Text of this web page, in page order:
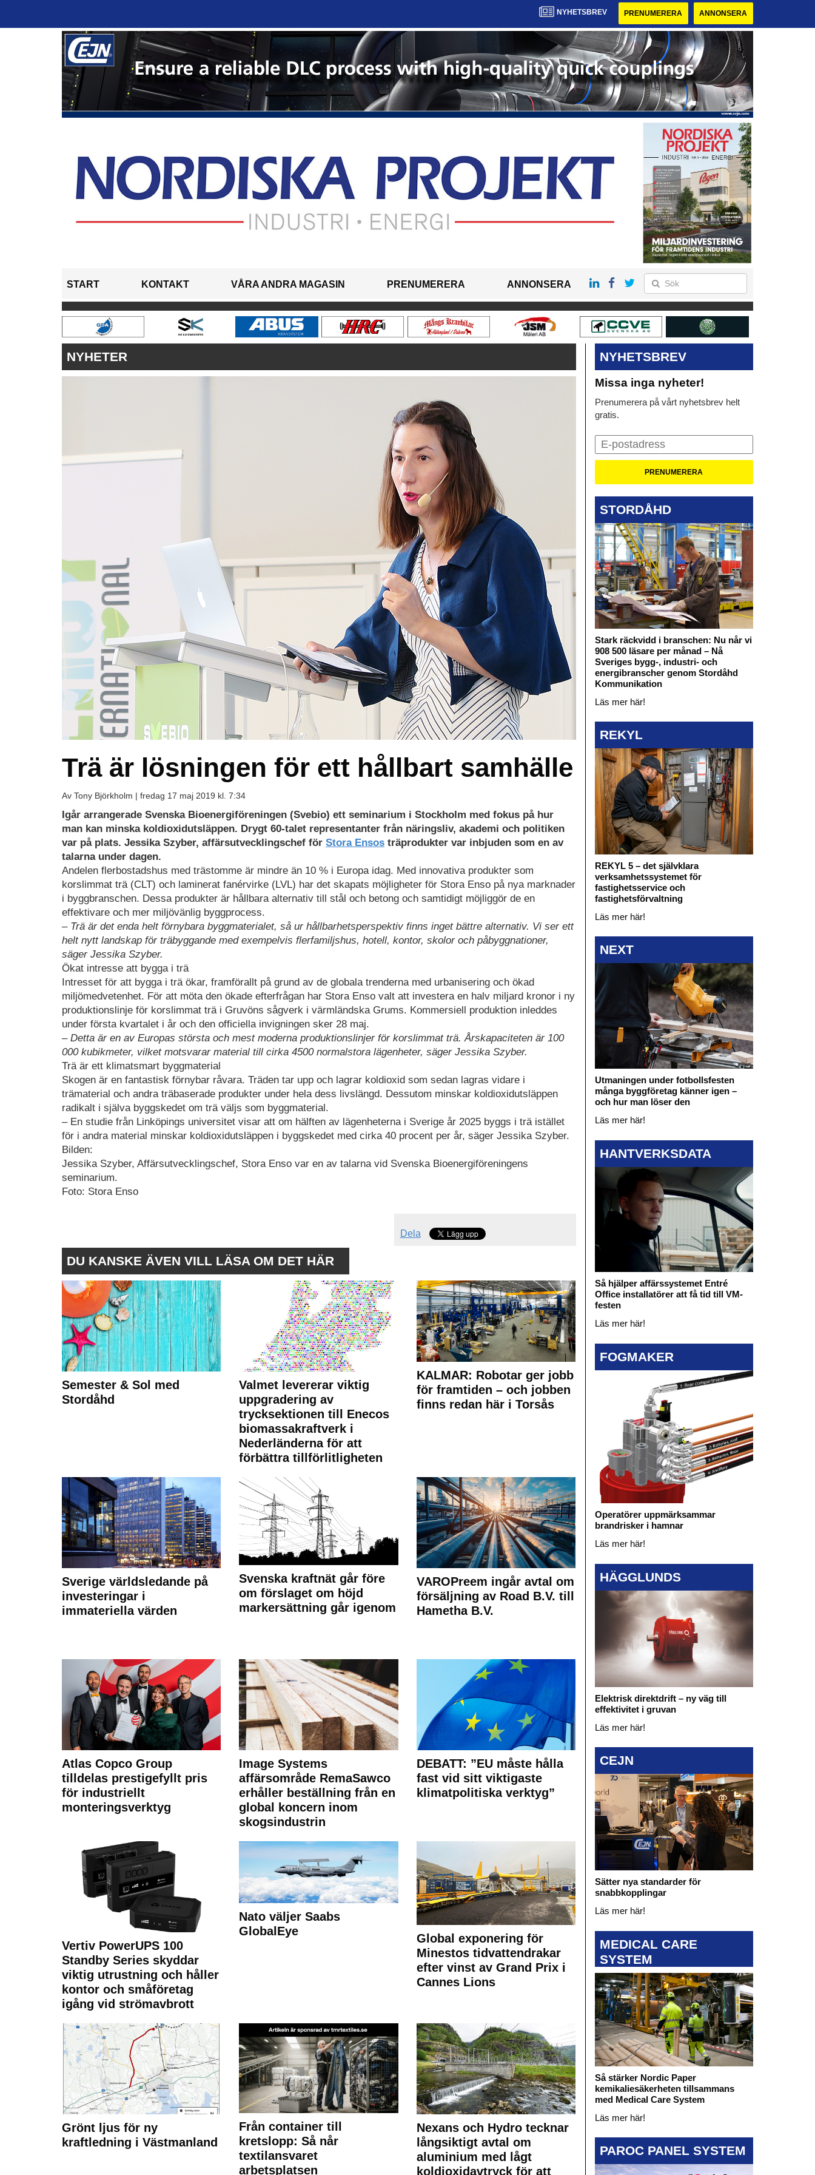
NYHETSBREV PRENUMERERA ANNONSERA
START KONTAKT VÅRA ANDRA MAGASIN PRENUMERERA ANNONSERA
NYHETER
Trä är lösningen för ett hållbart samhälle
Av Tony Björkholm | fredag 17 maj 2019 kl. 7:34
Igår arrangerade Svenska Bioenergiföreningen (Svebio) ett seminarium i Stockholm med fokus på hur
man kan minska koldioxidutsläppen. Drygt 60-talet representanter från näringsliv, akademi och politiken
var på plats. Jessika Szyber, affärsutvecklingschef för Stora Ensos träprodukter var inbjuden som en av
talarna under dagen.
Andelen flerbostadshus med trästomme är mindre än 10 % i Europa idag. Med innovativa produkter som
korslimmat trä (CLT) och laminerat fanérvirke (LVL) har det skapats möjligheter för Stora Enso på nya marknader
i byggbranschen. Dessa produkter är hållbara alternativ till stål och betong och samtidigt möjliggör de en
effektivare och mer miljövänlig byggprocess.
– Trä är det enda helt förnybara byggmaterialet, så ur hållbarhetsperspektiv finns inget bättre alternativ. Vi ser ett
helt nytt landskap för träbyggande med exempelvis flerfamiljshus, hotell, kontor, skolor och påbyggnationer,
säger Jessika Szyber.
Ökat intresse att bygga i trä
Intresset för att bygga i trä ökar, framförallt på grund av de globala trenderna med urbanisering och ökad
miljömedvetenhet. För att möta den ökade efterfrågan har Stora Enso valt att investera en halv miljard kronor i ny
produktionslinje för korslimmat trä i Gruvöns sågverk i värmländska Grums. Kommersiell produktion inleddes
under första kvartalet i år och den officiella invigningen sker 28 maj.
– Detta är en av Europas största och mest moderna produktionslinjer för korslimmat trä. Årskapaciteten är 100
000 kubikmeter, vilket motsvarar material till cirka 4500 normalstora lägenheter, säger Jessika Szyber.
Trä är ett klimatsmart byggmaterial
Skogen är en fantastisk förnybar råvara. Träden tar upp och lagrar koldioxid som sedan lagras vidare i
trämaterial och andra träbaserade produkter under hela dess livslängd. Dessutom minskar koldioxidutsläppen
radikalt i själva byggskedet om trä väljs som byggmaterial.
– En studie från Linköpings universitet visar att om hälften av lägenheterna i Sverige år 2025 byggs i trä istället
för i andra material minskar koldioxidutsläppen i byggskedet med cirka 40 procent per år, säger Jessika Szyber.
Bilden:
Jessika Szyber, Affärsutvecklingschef, Stora Enso var en av talarna vid Svenska Bioenergiföreningens
seminarium.
Foto: Stora Enso
Dela
DU KANSKE ÄVEN VILL LÄSA OM DET HÄR
Semester & Sol med
Stordåhd
Valmet levererar viktig
uppgradering av
trycksektionen till Enecos
biomassakraftverk i
Nederländerna för att
förbättra tillförlitligheten
KALMAR: Robotar ger jobb
för framtiden – och jobben
finns redan här i Torsås
Sverige världsledande på
investeringar i
immateriella värden
Svenska kraftnät går före
om förslaget om höjd
markersättning går igenom
VAROPreem ingår avtal om
försäljning av Road B.V. till
Hametha B.V.
Atlas Copco Group
tilldelas prestigefyllt pris
för industriellt
monteringsverktyg
Image Systems
affärsområde RemaSawco
erhåller beställning från en
global koncern inom
skogsindustrin
DEBATT: ”EU måste hålla
fast vid sitt viktigaste
klimatpolitiska verktyg”
Vertiv PowerUPS 100
Standby Series skyddar
viktig utrustning och håller
kontor och småföretag
igång vid strömavbrott
Nato väljer Saabs
GlobalEye
Global exponering för
Minestos tidvattendrakar
efter vinst av Grand Prix i
Cannes Lions
Grönt ljus för ny
kraftledning i Västmanland
Från container till
kretslopp: Så når
textilansvaret
arbetsplatsen
Nexans och Hydro tecknar
långsiktigt avtal om
aluminium med lågt
koldioxidavtryck för att
NYHETSBREV
Missa inga nyheter!
Prenumerera på vårt nyhetsbrev helt
gratis.
STORDÅHD
Stark räckvidd i branschen: Nu når vi
908 500 läsare per månad – Nå
Sveriges bygg-, industri- och
energibranscher genom Stordåhd
Kommunikation
Läs mer här!
REKYL
REKYL 5 – det självklara
verksamhetssystemet för
fastighetsservice och
fastighetsförvaltning
Läs mer här!
NEXT
Utmaningen under fotbollsfesten
många byggföretag känner igen –
och hur man löser den
Läs mer här!
HANTVERKSDATA
Så hjälper affärssystemet Entré
Office installatörer att få tid till VM-
festen
Läs mer här!
FOGMAKER
Operatörer uppmärksammar
brandrisker i hamnar
Läs mer här!
HÄGGLUNDS
Elektrisk direktdrift – ny väg till
effektivitet i gruvan
Läs mer här!
CEJN
Sätter nya standarder för
snabbkopplingar
Läs mer här!
MEDICAL CARE
SYSTEM
Så stärker Nordic Paper
kemikaliesäkerheten tillsammans
med Medical Care System
Läs mer här!
PAROC PANEL SYSTEM